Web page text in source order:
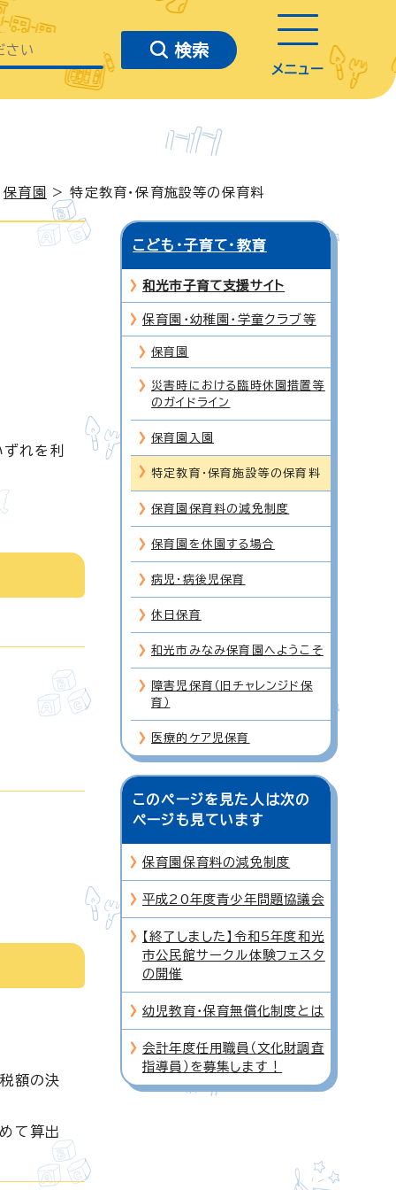
メニュー
保育園 > 特定教育・保育施設等の保育料
れを利
額の決
て算出
こども・子育て・教育
和光市子育て支援サイト
保育園・幼稚園・学童クラブ等
保育園
災害時における臨時休園措置等
のガイドライン
保育園入園
特定教育・保育施設等の保育料
保育園保育料の減免制度
保育園を休園する場合
病児・病後児保育
休日保育
和光市みなみ保育園へようこそ
障害児保育（旧チャレンジド保
育）
医療的ケア児保育
このページを見た人は次の
ページも見ています
保育園保育料の減免制度
平成20年度青少年問題協議会
【終了しました】令和5年度和光
市公民館サークル体験フェスタ
の開催
幼児教育・保育無償化制度とは
会計年度任用職員（文化財調査
指導員）を募集します！